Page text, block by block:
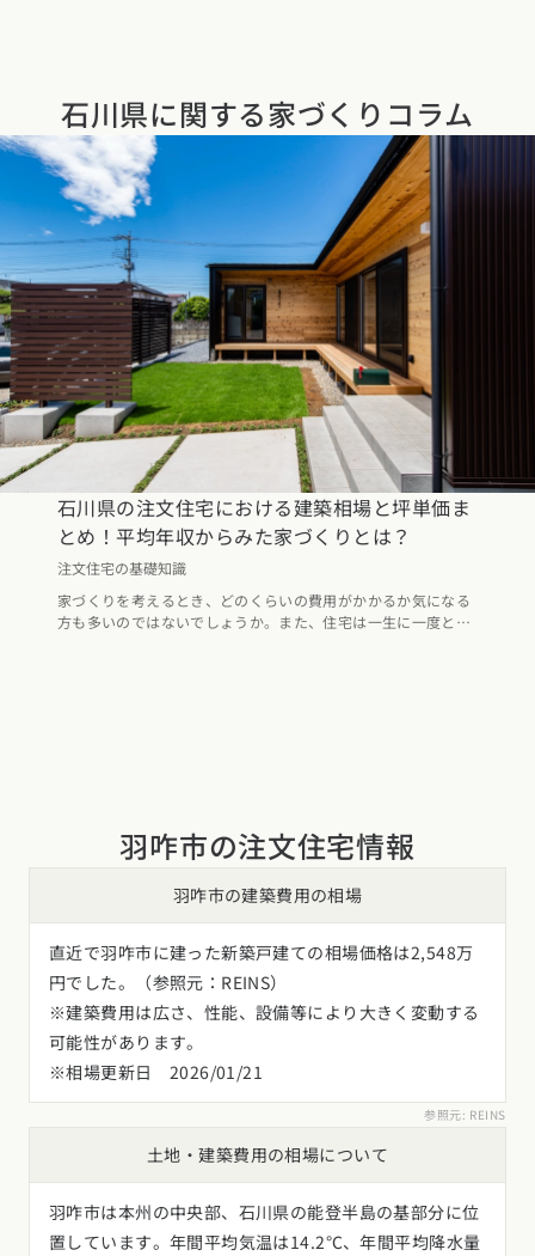
石川県に関する家づくりコラム
石川県の注文住宅における建築相場と坪単価ま
とめ！平均年収からみた家づくりとは？
注文住宅の基礎知識
家づくりを考えるとき、どのくらいの費用がかかるか気になる
方も多いのではないでしょうか。また、住宅は一生に一度とも
羽咋市の注文住宅情報
羽咋市の建築費用の相場
直近で羽咋市に建った新築戸建ての相場価格は2,548万
円でした。（参照元：REINS）
※建築費用は広さ、性能、設備等により大きく変動する
可能性があります。
※相場更新日 2026/01/21
参照元: REINS
土地・建築費用の相場について
羽咋市は本州の中央部、石川県の能登半島の基部分に位
置しています。年間平均気温は14.2℃、年間平均降水量